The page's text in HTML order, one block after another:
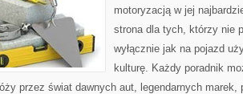
motoryzacją w jej
strona dla tych, którzy nie
wyłącznie jak na pojazd
kulturę. Każdy poradnik
przez świat dawnych aut, legendarnych marek,